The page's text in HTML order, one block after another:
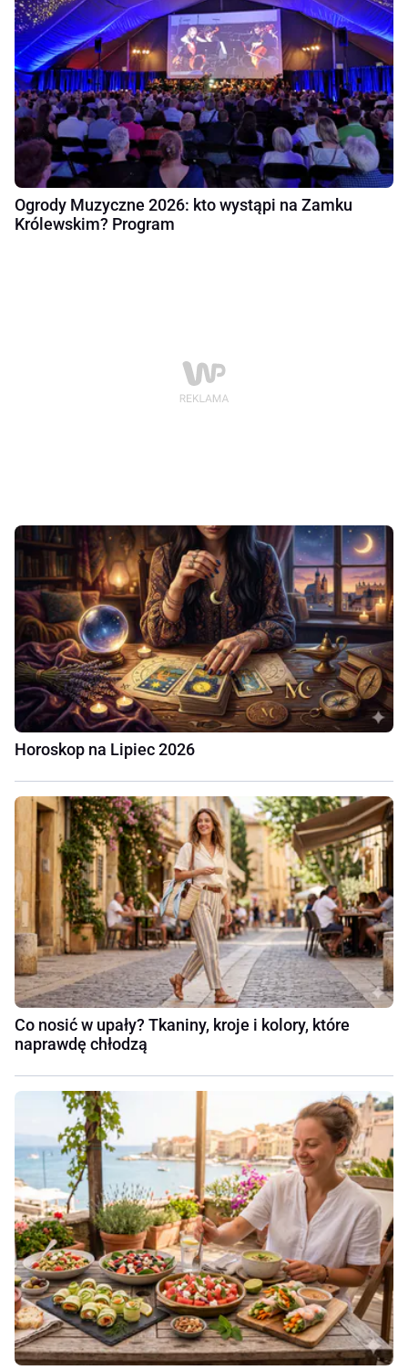
Ogrody Muzyczne 2026: kto wystąpi na Zamku
Królewskim? Program
Horoskop na Lipiec 2026
Co nosić w upały? Tkaniny, kroje i kolory, które
naprawdę chłodzą